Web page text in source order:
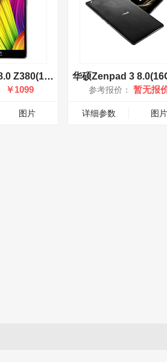
华硕ZenPad 8.0 Z380(16GB/8英寸)
￥1099
图片
参考报价： 暂无报
详细参数 图片